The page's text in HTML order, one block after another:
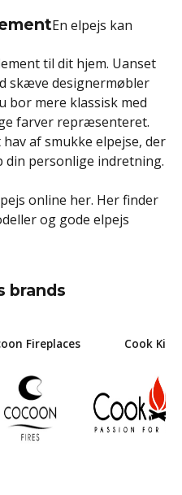
En elpejs kan
til dit hjem. Uanset
skæve designermøbler
bor mere klassisk med
farver repræsenteret.
af smukke elpejse, der
din personlige indretning.
online her. Her finder
og gode elpejs
brands
Fireplaces Cook King